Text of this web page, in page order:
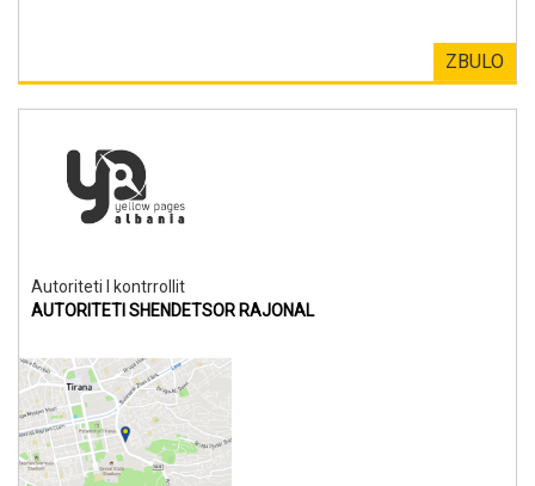
ZBULO
Autoriteti I kontrrollit
AUTORITETI SHENDETSOR RAJONAL